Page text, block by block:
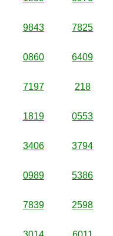
9843 7825
0860 6409
7197 218
1819 0553
3406 3794
0989 5386
7839 2598